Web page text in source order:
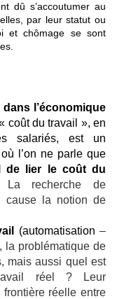
dû s’accoutumer au
par leur statut ou
et chômage se sont
l’économique
coût du travail », en
salariés, est un
l’on ne parle que
de lier le coût du
La recherche de
cause la notion de
(automatisation–
la problématique de
mais aussi quel est
réel ? Leur
réelle entre